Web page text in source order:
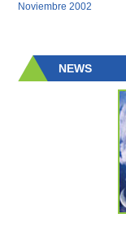
Noviembre 2002
NEWS